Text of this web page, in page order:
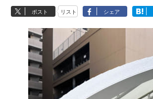
ポスト リスト シェア